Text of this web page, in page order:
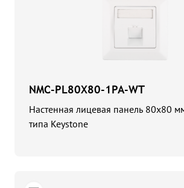
NMC-PL80X80-1PA-WT
Настенная лицевая панель 80х80
типа Keystone